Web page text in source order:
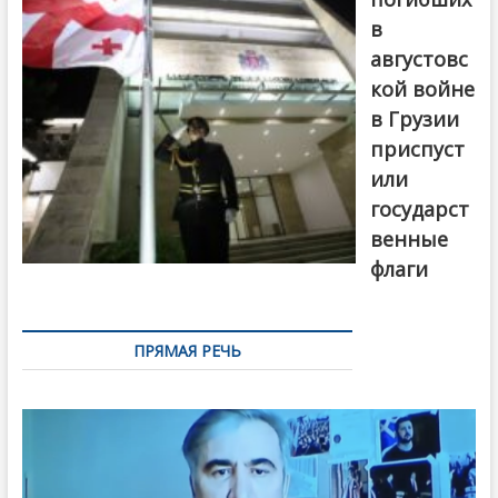
в
августовс
кой войне
в Грузии
приспуст
или
государст
венные
флаги
ПРЯМАЯ РЕЧЬ